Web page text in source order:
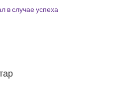
в случае успеха